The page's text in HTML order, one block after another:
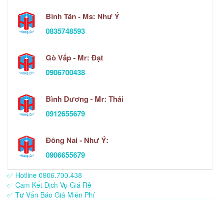
Bình Tân - Ms: Như Ý
0835748593
Gò Vấp - Mr: Đạt
0906700438
Bình Dương - Mr: Thái
0912655679
Đông Nai - Như Ý:
0906655679
✅ Hotline 0906.700.438
✅ Cam Kết Dịch Vụ Giá Rẻ
✅ Tư Vấn Báo Giá Miễn Phí